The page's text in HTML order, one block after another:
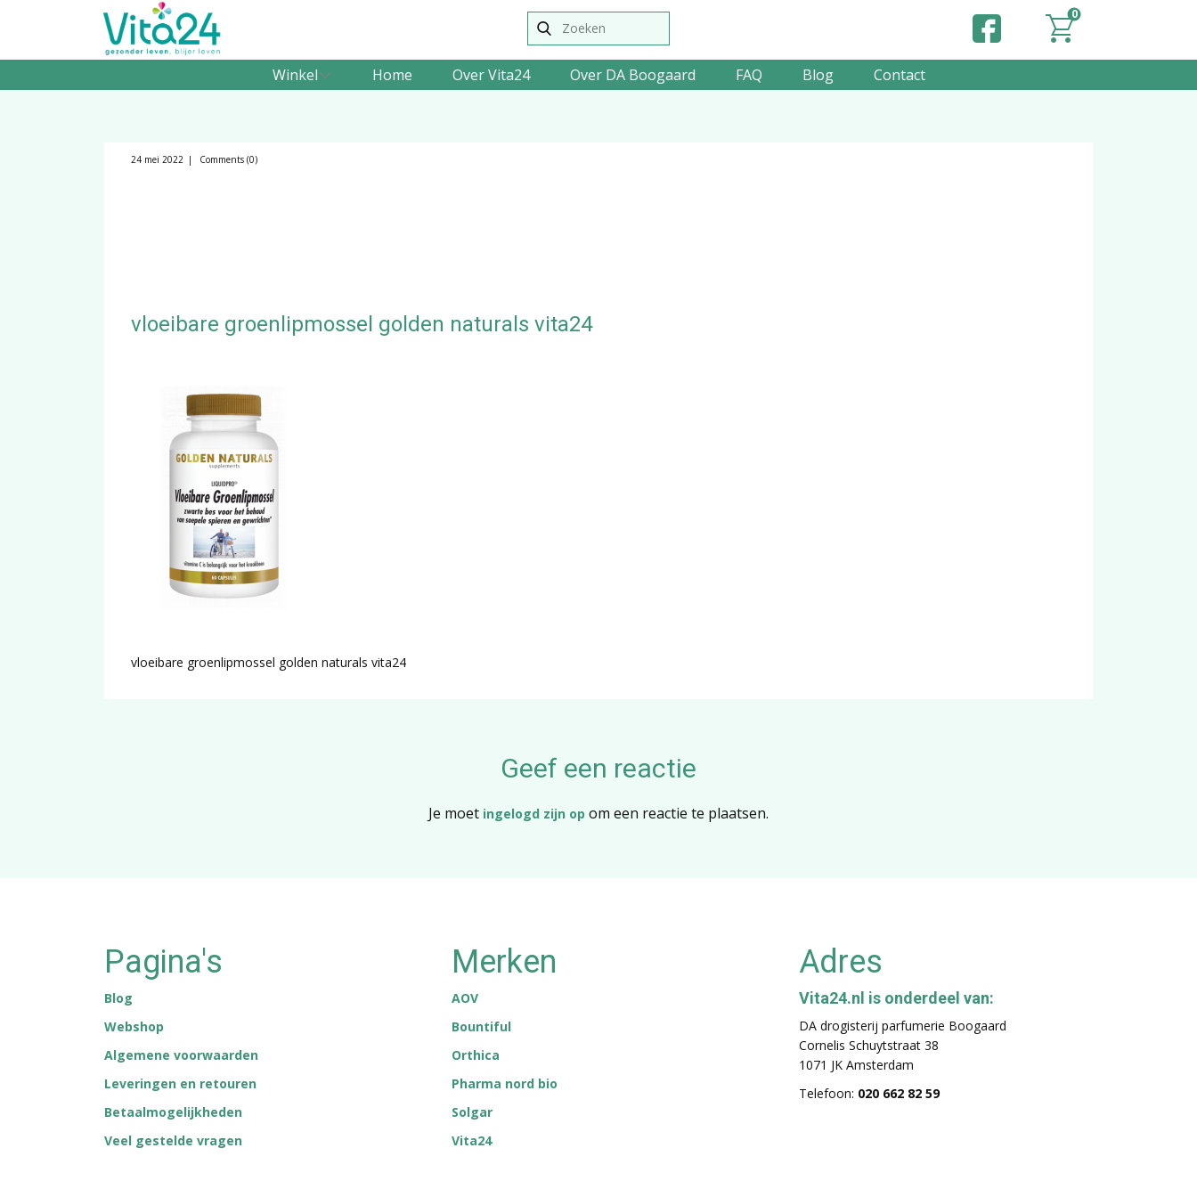
0
Winkel Home Over Vita24 Over DA Boogaard FAQ Blog Contact
24 mei 2022 Comments (0)
vloeibare groenlipmossel golden naturals vita24
vloeibare groenlipmossel golden naturals vita24
Geef een reactie
Je moet ingelogd zijn op om een reactie te plaatsen.
Pagina's
Blog
Webshop
Algemene voorwaarden
Leveringen en retouren
Betaalmogelijkheden
Veel gestelde vragen
Merken
AOV
Bountiful
Orthica
Pharma nord bio
Solgar
Vita24
Adres
Vita24.nl is onderdeel van:
DA drogisterij parfumerie Boogaard
Cornelis Schuytstraat 38
1071 JK Amsterdam
Telefoon: 020 662 82 59